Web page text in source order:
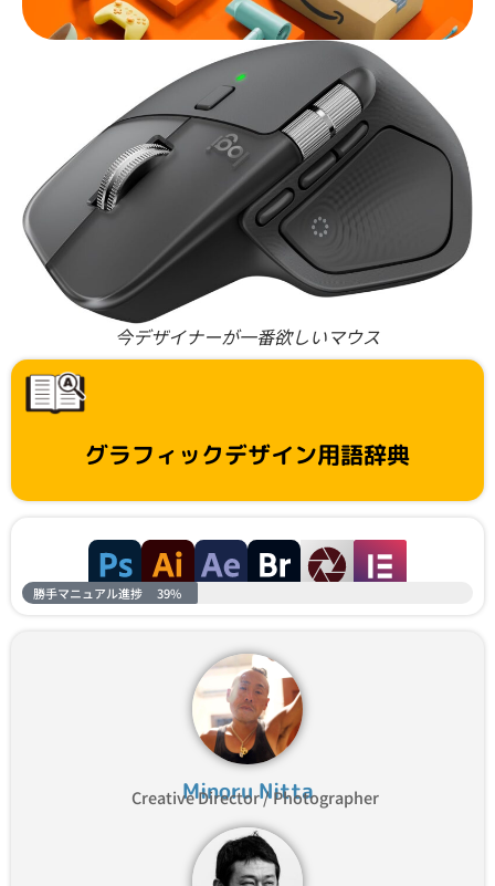
今デザイナーが一番欲しいマウス
グラフィックデザイン用語辞典
勝手マニュアル進捗 39%
Minoru Nitta
Creative Director / Photographer